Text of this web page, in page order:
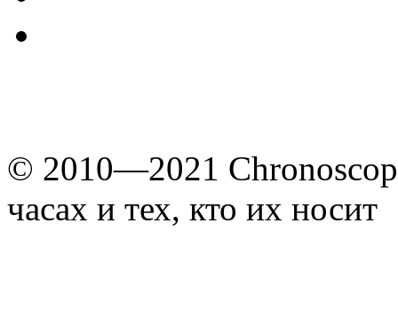
© 2010—2021
часах и тех, кто их носит